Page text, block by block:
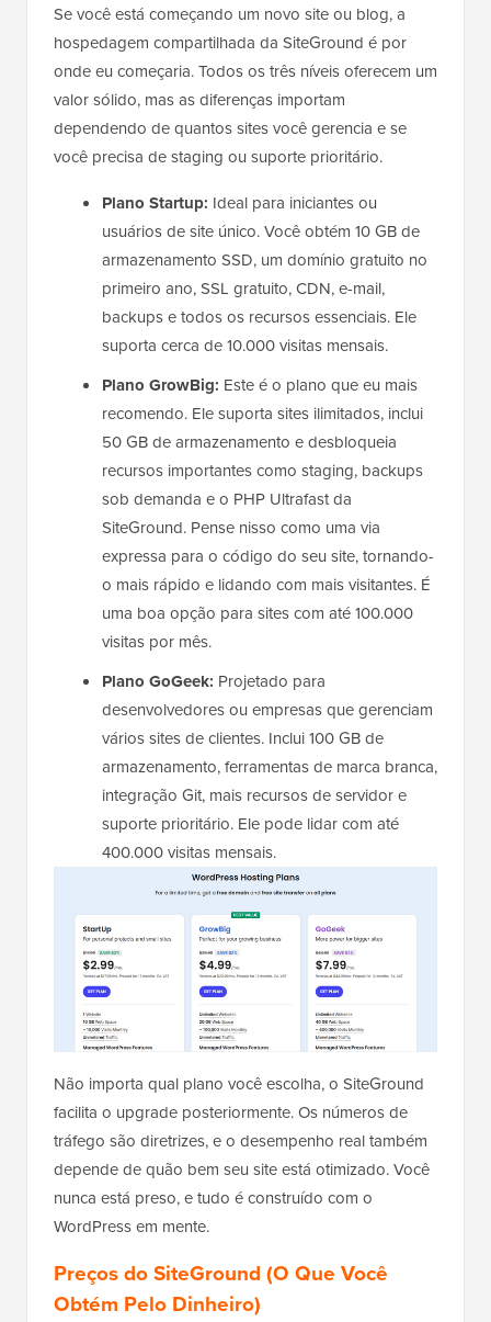
Se você está começando um novo site ou blog, a
hospedagem compartilhada da SiteGround é por
onde eu começaria. Todos os três níveis oferecem um
valor sólido, mas as diferenças importam
dependendo de quantos sites você gerencia e se
você precisa de staging ou suporte prioritário.
Plano Startup: Ideal para iniciantes ou
usuários de site único. Você obtém 10 GB de
armazenamento SSD, um domínio gratuito no
primeiro ano, SSL gratuito, CDN, e-mail,
backups e todos os recursos essenciais. Ele
suporta cerca de 10.000 visitas mensais.
Plano GrowBig: Este é o plano que eu mais
recomendo. Ele suporta sites ilimitados, inclui
50 GB de armazenamento e desbloqueia
recursos importantes como staging, backups
sob demanda e o PHP Ultrafast da
SiteGround. Pense nisso como uma via
expressa para o código do seu site, tornando-
o mais rápido e lidando com mais visitantes. É
uma boa opção para sites com até 100.000
visitas por mês.
Plano GoGeek: Projetado para
desenvolvedores ou empresas que gerenciam
vários sites de clientes. Inclui 100 GB de
armazenamento, ferramentas de marca branca,
integração Git, mais recursos de servidor e
suporte prioritário. Ele pode lidar com até
400.000 visitas mensais.
Não importa qual plano você escolha, o SiteGround
facilita o upgrade posteriormente. Os números de
tráfego são diretrizes, e o desempenho real também
depende de quão bem seu site está otimizado. Você
nunca está preso, e tudo é construído com o
WordPress em mente.
Preços do SiteGround (O Que Você
Obtém Pelo Dinheiro)